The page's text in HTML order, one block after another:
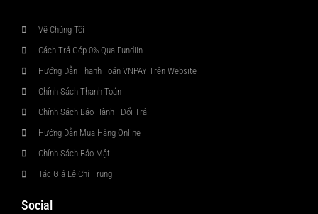
Về Chúng Tôi
Cách Trả Góp 0% Qua Fundiin
Hướng Dẫn Thanh Toán VNPAY Trên Website
Chính Sách Thanh Toán
Chính Sách Bảo Hành - Đổi Trả
Hướng Dẫn Mua Hàng Online
Chính Sách Bảo Mật
Tác Giả Lê Chí Trung
Social